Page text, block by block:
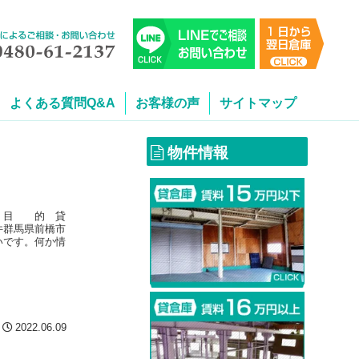
よくある質問Q&A お客様の声 サイトマップ
す）目 的 貸
馬県前橋市
です。何か情
2022.06.09
物件情報